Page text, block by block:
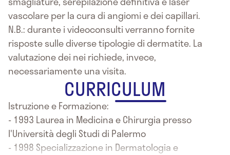
vascolare per la cura di angiomi e dei capillari.
N.B.: durante i videoconsulti verranno fornite
risposte sulle diverse tipologie di dermatite. La
valutazione dei nei richiede, invece,
necessariamente una visita.
CURRICULUM
Istruzione e Formazione:
- 1993 Laurea in Medicina e Chirurgia presso
l'Università degli Studi di Palermo
- 1998 Specializzazione in Dermatologia e